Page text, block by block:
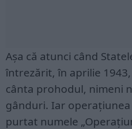
Așa că atunci când
întrezărit, în aprilie
cânta prohodul, nimeni
gânduri. Iar operațiunea
purtat numele